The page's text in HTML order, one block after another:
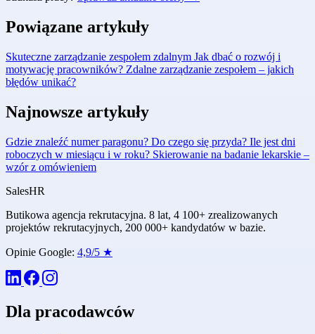
Powiązane artykuły
Skuteczne zarządzanie zespołem zdalnym Jak dbać o rozwój i
motywację pracowników? Zdalne zarządzanie zespołem – jakich
błędów unikać?
Najnowsze artykuły
Gdzie znaleźć numer paragonu? Do czego się przyda? Ile jest dni
roboczych w miesiącu i w roku? Skierowanie na badanie lekarskie –
wzór z omówieniem
SalesHR
Butikowa agencja rekrutacyjna. 8 lat, 4 100+ zrealizowanych
projektów rekrutacyjnych, 200 000+ kandydatów w bazie.
Opinie Google: 4,9/5 ★
Dla pracodawców